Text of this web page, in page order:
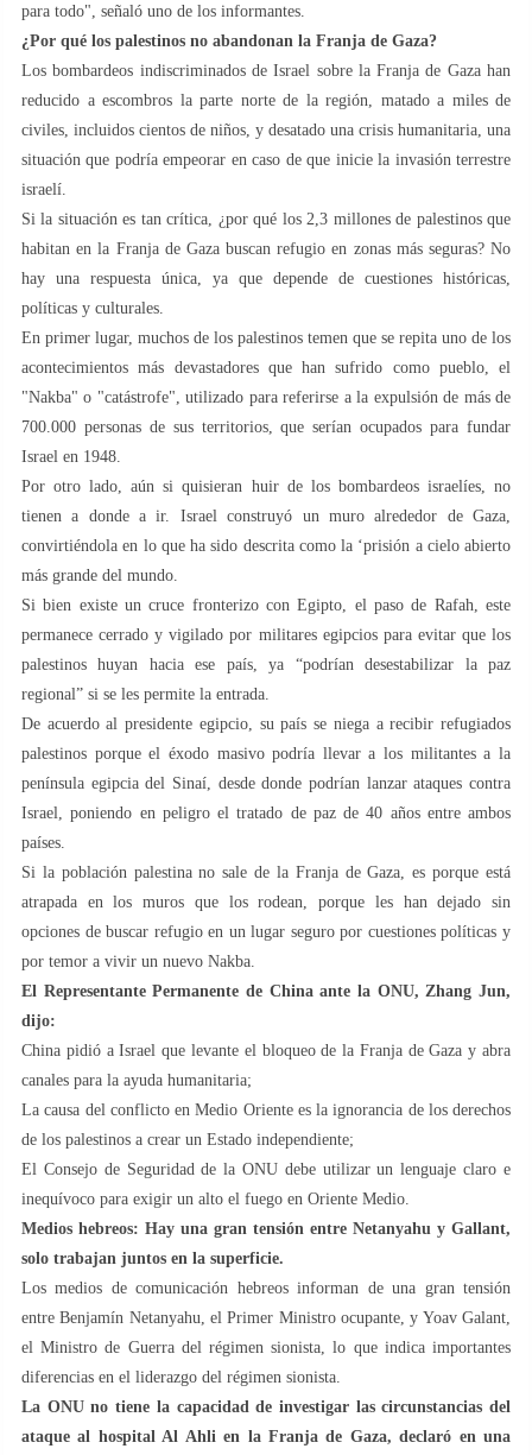
para todo", señaló uno de los informantes.
¿Por qué los palestinos no abandonan la Franja de Gaza?
Los bombardeos indiscriminados de Israel sobre la Franja de Gaza han
reducido a escombros la parte norte de la región, matado a miles de
civiles, incluidos cientos de niños, y desatado una crisis humanitaria, una
situación que podría empeorar en caso de que inicie la invasión terrestre
israelí.
Si la situación es tan crítica, ¿por qué los 2,3 millones de palestinos que
habitan en la Franja de Gaza buscan refugio en zonas más seguras? No
hay una respuesta única, ya que depende de cuestiones históricas,
políticas y culturales.
En primer lugar, muchos de los palestinos temen que se repita uno de los
acontecimientos más devastadores que han sufrido como pueblo, el
"Nakba" o "catástrofe", utilizado para referirse a la expulsión de más de
700.000 personas de sus territorios, que serían ocupados para fundar
Israel en 1948.
Por otro lado, aún si quisieran huir de los bombardeos israelíes, no
tienen a donde a ir. Israel construyó un muro alrededor de Gaza,
convirtiéndola en lo que ha sido descrita como la ‘prisión a cielo abierto
más grande del mundo.
Si bien existe un cruce fronterizo con Egipto, el paso de Rafah, este
permanece cerrado y vigilado por militares egipcios para evitar que los
palestinos huyan hacia ese país, ya “podrían desestabilizar la paz
regional” si se les permite la entrada.
De acuerdo al presidente egipcio, su país se niega a recibir refugiados
palestinos porque el éxodo masivo podría llevar a los militantes a la
península egipcia del Sinaí, desde donde podrían lanzar ataques contra
Israel, poniendo en peligro el tratado de paz de 40 años entre ambos
países.
Si la población palestina no sale de la Franja de Gaza, es porque está
atrapada en los muros que los rodean, porque les han dejado sin
opciones de buscar refugio en un lugar seguro por cuestiones políticas y
por temor a vivir un nuevo Nakba.
El Representante Permanente de China ante la ONU, Zhang Jun,
dijo:
China pidió a Israel que levante el bloqueo de la Franja de Gaza y abra
canales para la ayuda humanitaria;
La causa del conflicto en Medio Oriente es la ignorancia de los derechos
de los palestinos a crear un Estado independiente;
El Consejo de Seguridad de la ONU debe utilizar un lenguaje claro e
inequívoco para exigir un alto el fuego en Oriente Medio.
Medios hebreos: Hay una gran tensión entre Netanyahu y Gallant,
solo trabajan juntos en la superficie.
Los medios de comunicación hebreos informan de una gran tensión
entre Benjamín Netanyahu, el Primer Ministro ocupante, y Yoav Galant,
el Ministro de Guerra del régimen sionista, lo que indica importantes
diferencias en el liderazgo del régimen sionista.
La ONU no tiene la capacidad de investigar las circunstancias del
ataque al hospital Al Ahli en la Franja de Gaza, declaró en una